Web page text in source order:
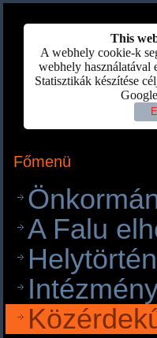
This
A webhely cookie-k
webhely használatával
Statisztikák készítése
Főmenü
A Falu